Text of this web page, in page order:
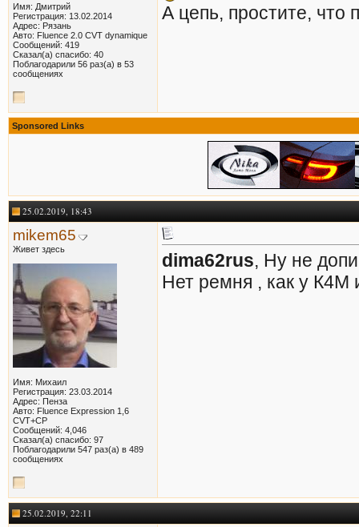
Имя: Дмитрий
Регистрация: 13.02.2014
Адрес: Рязань
Авто: Fluence 2.0 CVT dynamique
Сообщений: 419
Сказал(а) спасибо: 40
Поблагодарили 56 раз(а) в 53
сообщениях
А цепь, простите, что
Sponsored Links
25.02.2019, 18:43
mikem65
Живет здесь
Имя: Михаил
Регистрация: 23.03.2014
Адрес: Пенза
Авто: Fluence Expression 1,6
CVT+СР
Сообщений: 4,046
Сказал(а) спасибо: 97
Поблагодарили 547 раз(а) в 489
сообщениях
dima62rus, Ну не
Нет ремня , как у К4М
25.02.2019, 22:11